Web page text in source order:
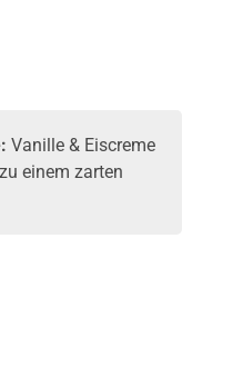
Vanille & Eiscreme
einem zarten